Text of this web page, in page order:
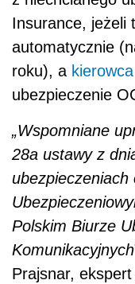
Insurance, jeżeli
automatycznie
roku), a kierowca
ubezpieczenie
„Wspomniane
28a ustawy z
ubezpieczeniach
Polskim Biurze
Komunikacyjnych
Prajsnar,